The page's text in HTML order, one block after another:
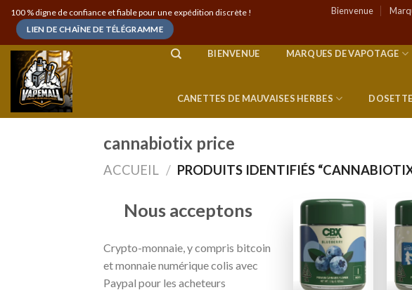
Skip
content
100 % digne de confiance et fiable pour une expédition discrète !
LIEN DE CHAÎNE DE TÉLÉGRAMME
Bienvenue
BIENVENUE MARQUES DE VAPOTAGE
CANETTES DE MAUVAISES HERBES
cannabiotix price
ACCUEIL / PRODUITS IDENTIFIÉS
Nous acceptons
Crypto-monnaie, y compris bitcoin
et monnaie numérique colis avec
Paypal pour les acheteurs
Add to
wishlist